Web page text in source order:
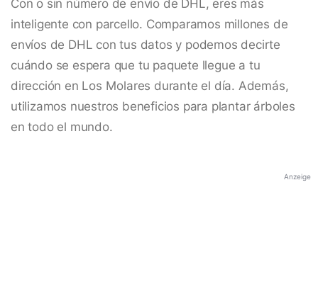
Con o sin número de envío de DHL, eres más
inteligente con parcello. Comparamos millones de
envíos de DHL con tus datos y podemos decirte
cuándo se espera que tu paquete llegue a tu
dirección en Los Molares durante el día. Además,
utilizamos nuestros beneficios para plantar árboles
en todo el mundo.
Anzeige